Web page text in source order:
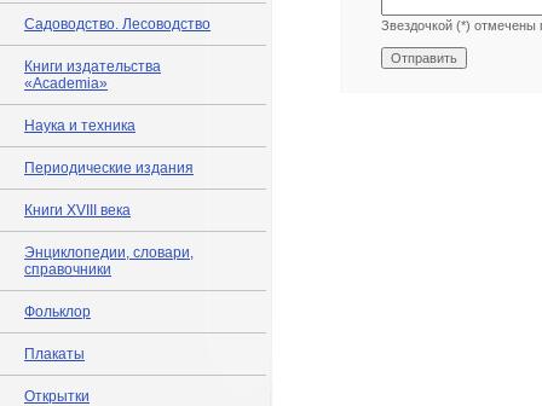
Садоводство. Лесоводство
Книги издательства
«Academia»
Наука и техника
Периодические издания
Книги XVIII века
Энциклопедии, словари,
справочники
Фольклор
Плакаты
Открытки
Звездочкой (*) отмечены